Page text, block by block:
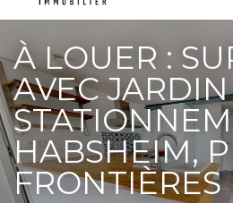
VENTE
À LOUER :
AVEC
HABSHEIM,
FRONTIÈRES